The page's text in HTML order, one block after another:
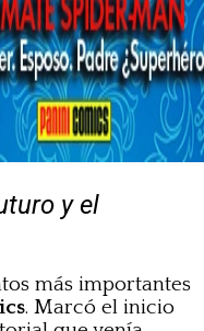
y el
más importantes
. Marcó el inicio